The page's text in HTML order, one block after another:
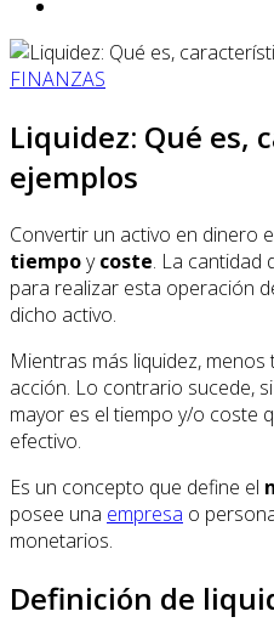
FINANZAS
Liquidez: Qué es,
ejemplos
Convertir un activo en dinero
tiempoycoste. La cantidad
para realizar esta operación
dicho activo.
Mientras más liquidez,
acción. Lo contrario sucede,
mayor es el tiempo y/o coste
efectivo.
Es un concepto que define el
posee una empresa o
monetarios.
Definición de